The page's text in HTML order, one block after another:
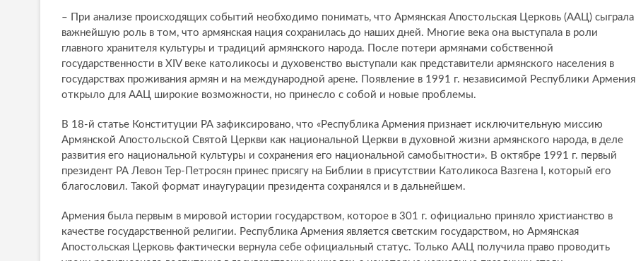
– При анализе происходящих событий необходимо понимать, что Армянская Апостольская Церковь (ААЦ) сыграла
важнейшую роль в том, что армянская нация сохранилась до наших дней. Многие века она выступала в роли
главного хранителя культуры и традиций армянского народа. После потери армянами собственной
государственности в XIV веке католикосы и духовенство выступали как представители армянского населения в
государствах проживания армян и на международной арене. Появление в 1991 г. независимой Республики Армения
открыло для ААЦ широкие возможности, но принесло с собой и новые проблемы.
В 18-й статье Конституции РА зафиксировано, что «Республика Армения признает исключительную миссию
Армянской Апостольской Святой Церкви как национальной Церкви в духовной жизни армянского народа, в деле
развития его национальной культуры и сохранения его национальной самобытности». В октябре 1991 г. первый
президент РА Левон Тер-Петросян принес присягу на Библии в присутствии Католикоса Вазгена I, который его
благословил. Такой формат инаугурации президента сохранялся и в дальнейшем.
Армения была первым в мировой истории государством, которое в 301 г. официально приняло христианство в
качестве государственной религии. Республика Армения является светским государством, но Армянская
Апостольская Церковь фактически вернула себе официальный статус. Только ААЦ получила право проводить